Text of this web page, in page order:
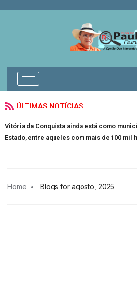
ÚLTIMAS NOTÍCIAS
Vitória da Conquista ainda está como
Estado, entre aqueles com mais de 100 mil
Home Blogs for agosto, 2025